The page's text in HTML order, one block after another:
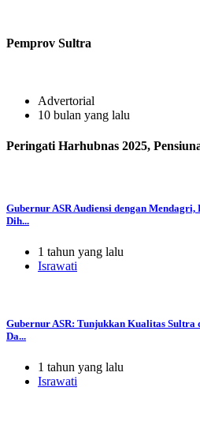
Pemprov Sultra
Advertorial
10 bulan yang lalu
Peringati Harhubnas 2025,
Gubernur ASR Audiensi dengan
Dih...
1 tahun yang lalu
Israwati
Gubernur ASR: Tunjukkan Kualitas
Da...
1 tahun yang lalu
Israwati